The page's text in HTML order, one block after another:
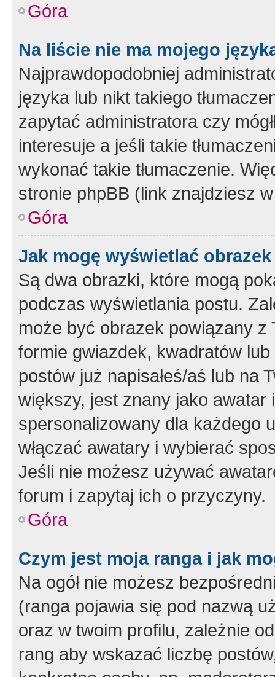
Góra
Na liście nie ma mojego
Najprawdopodobniej
języka lub nikt takiego
zapytać administratora czy
interesuje a jeśli takie
wykonać takie tłumaczenie.
stronie phpBB (link znajdziesz
Góra
Jak mogę wyświetlać
Są dwa obrazki, które mogą
podczas wyświetlania postu.
może być obrazek powiązany z
formie gwiazdek, kwadratów
postów już napisałeś/aś lub na
większy, jest znany jako
spersonalizowany dla każdego
włączać awatary i wybierać
Jeśli nie możesz używać
forum i zapytaj ich o przyczyny.
Góra
Czym jest moja ranga i jak
Na ogół nie możesz
(ranga pojawia się pod nazwą
oraz w twoim profilu, zależnie
rang aby wskazać liczbę